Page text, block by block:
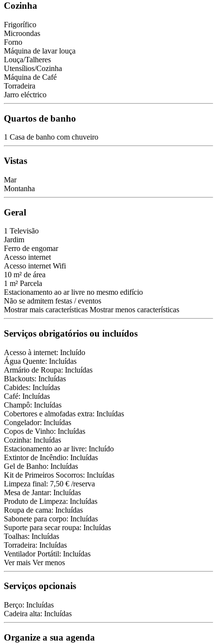
Cozinha
Frigorífico
Microondas
Forno
Máquina de lavar louça
Louça/Talheres
Utensílios/Cozinha
Máquina de Café
Torradeira
Jarro eléctrico
Quartos de banho
1 Casa de banho com chuveiro
Vistas
Mar
Montanha
Geral
1 Televisão
Jardim
Ferro de engomar
Acesso internet
Acesso internet Wifi
10 m² de área
1 m² Parcela
Estacionamento ao ar livre no mesmo edifício
Não se admitem festas / eventos
Mostrar mais características Mostrar menos características
Serviços obrigatórios ou incluídos
Acesso à internet: Incluído
Água Quente: Incluídas
Armário de Roupa: Incluídas
Blackouts: Incluídas
Cabides: Incluídas
Café: Incluídas
Champô: Incluídas
Cobertores e almofadas extra: Incluídas
Congelador: Incluídas
Copos de Vinho: Incluídas
Cozinha: Incluídas
Estacionamento ao ar livre: Incluído
Extintor de Incêndio: Incluídas
Gel de Banho: Incluídas
Kit de Primeiros Socorros: Incluídas
Limpeza final: 7,50 € /reserva
Mesa de Jantar: Incluídas
Produto de Limpeza: Incluídas
Roupa de cama: Incluídas
Sabonete para corpo: Incluídas
Suporte para secar roupa: Incluídas
Toalhas: Incluídas
Torradeira: Incluídas
Ventilador Portátil: Incluídas
Ver mais Ver menos
Serviços opcionais
Berço: Incluídas
Cadeira alta: Incluídas
Organize a sua agenda